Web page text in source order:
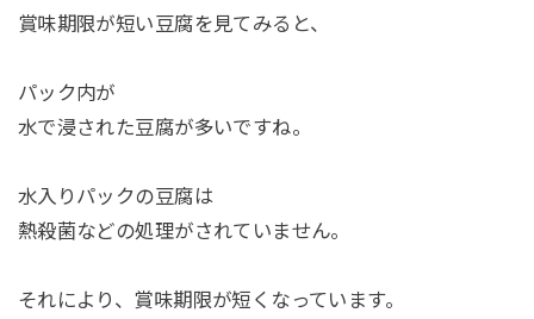
賞味期限が短い豆腐を見てみると、
パック内が
水で浸された豆腐が多いですね。
水入りパックの豆腐は
熱殺菌などの処理がされていません。
それにより、賞味期限が短くなっています。